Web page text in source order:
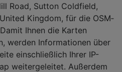
Road, Sutton Cold­field,
Kingdom, für die OSM­
Ihnen die Karten
werden Informationen über
einschließlich Ihrer IP-
weitergeleitet. Außerdem